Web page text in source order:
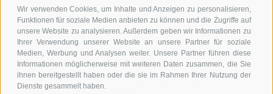
Wir verwenden Cookies, um Inhalte und Anzeigen zu personalisieren,
Funktionen für soziale Medien anbieten zu können und die Zugriffe auf
unsere Website zu analysieren. Außerdem geben wir Informationen zu
Ihrer Verwendung unserer Website an unsere Partner für soziale
Medien, Werbung und Analysen weiter. Unsere Partner führen diese
Informationen möglicherweise mit weiteren Daten zusammen, die Sie
ihnen bereitgestellt haben oder die sie im Rahmen Ihrer Nutzung der
Dienste gesammelt haben.
16.07.2026
MELDUNGEN GSE FÜR INVESTITIONEN MIT
HYPERABSCHREIBUNG
Wie in unserem Rundschreiben zum
Haushaltsgesetz 2026 mitgeteilt, hat sich mit dem